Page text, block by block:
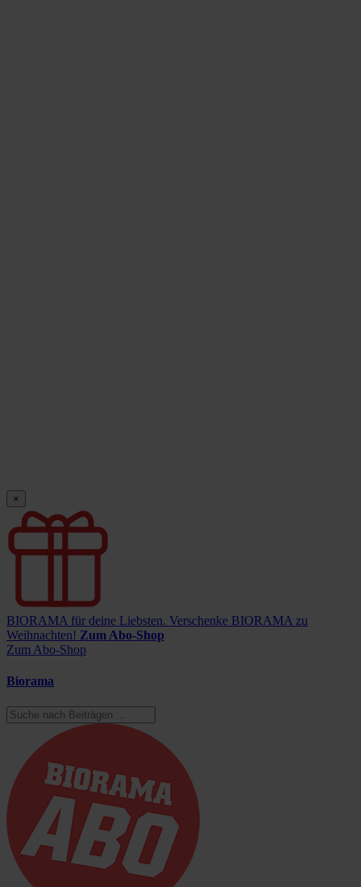
×
BIORAMA für deine Liebsten. Verschenke BIORAMA zu
Weihnachten! Zum Abo-Shop
Zum Abo-Shop
Biorama